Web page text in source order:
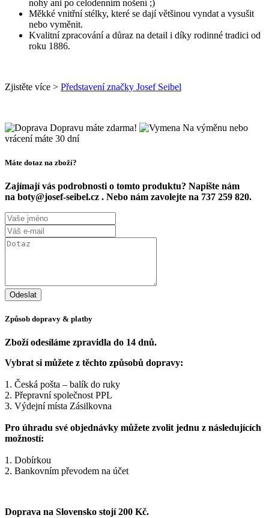
nohy ani po celodenním nošení ;)
Měkké vnitřní stélky, které se dají většinou vyndat a vysušit
nebo vyměnit.
Kvalitní zpracování a důraz na detail i díky rodinné tradici od
roku 1886.
Zjistěte více > Představení značky Josef Seibel
Dopravu máte zdarma!
Na výměnu nebo
vrácení máte 30 dní
Máte dotaz na zboží?
Zajímají vás podrobnosti o tomto produktu? Napište nám
na boty@josef-seibel.cz . Nebo nám zavolejte na 737 259 820.
Způsob dopravy & platby
Zboží odesíláme zpravidla do 14 dnů.
Vybrat si můžete z těchto způsobů dopravy:
1. Česká pošta – balík do ruky
2. Přepravní společnost PPL
3. Výdejní místa Zásilkovna
Pro úhradu své objednávky můžete zvolit jednu z následujících
možností:
1. Dobírkou
2. Bankovním převodem na účet
Doprava na Slovensko stojí 200 Kč.